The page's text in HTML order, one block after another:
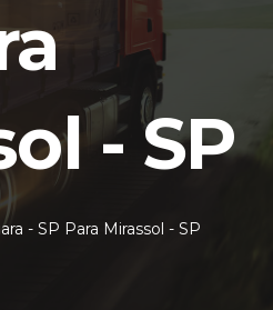
- SP
- SP Para Mirassol - SP